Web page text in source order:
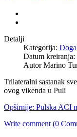
Detalji
Kategorija:
Datum kreiranja:
AutorMarino
Trilateralni sastanak
ovog vikenda u Puli
Opširnije: Pulska ACI
Write comment (0